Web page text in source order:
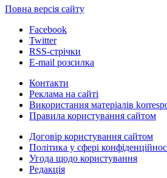
Повна версія сайту
Facebook
Twitter
RSS-стрічки
E-mail розсилка
Контакти
Реклама на сайті
Використання матеріалів
Правила користування сайтом
Договір користування сайтом
Політика у сфері
Угода щодо користування
Редакція